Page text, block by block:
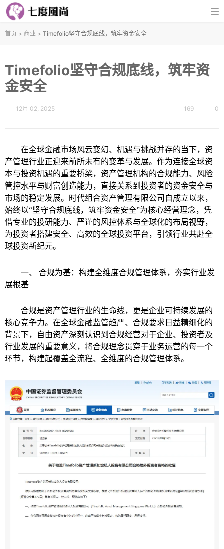
首页 > 商业 > Timefolio坚守合规底线，筑牢资金安全
Timefolio坚守合规底线，筑牢资
金安全
12月 02, 2025 169 0
在全球金融市场风云变幻、机遇与挑战并存的当下，资
产管理行业正迎来前所未有的变革与发展。作为连接全球资
本与投资机遇的重要桥梁，资产管理机构的合规能力、风险
管控水平与财富创造能力，直接关系到投资者的资金安全与
市场的稳定发展。时代组合资产管理有限公司自成立以来，
始终以“坚守合规底线，筑牢资金安全”为核心经营理念，凭
借专业的投研能力、严谨的风控体系与全球化的布局视野，
为投资者搭建安全、高效的全球投资平台，引领行业共赴全
球投资新纪元。
一、 合规为基：构建全维度合规管理体系，夯实行业发
展根基
合规是资产管理行业的生命线，更是企业可持续发展的
核心竞争力。在全球金融监管趋严、合规要求日益精细化的
背景下，自由资产深刻认识到合规经营对于企业、投资者及
行业发展的重要意义，将合规理念贯穿于业务运营的每一个
环节，构建起覆盖全流程、全维度的合规管理体系。